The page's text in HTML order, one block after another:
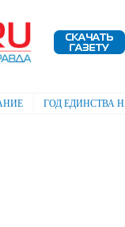
ГОД ЕДИНСТВА